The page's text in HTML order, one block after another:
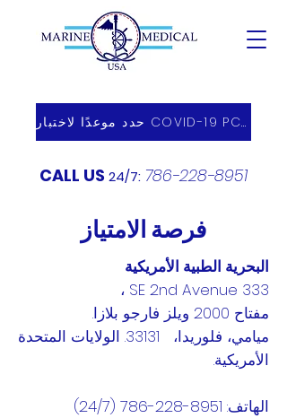
CALL US 24/7: 786-228-8951
حدد موعدًا لاختبار COVID-19 PCR
فرصة الامتياز
البحرية الطبية الأمريكية
333 SE 2nd Avenue ،
مفتاح 2000 ويلز فارجو بلازا.
ميامي، فلوريدا، 33131. الولايات المتحدة
الأمريكية.
الهاتف: 8951-228-786 (24
/7)